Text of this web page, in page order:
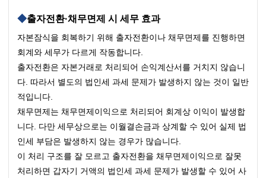
출자전환·채무면제 시 세무 효과
자본잠식을 회복하기 위해 출자전환이나 채무면제를 진행하면
회계와 세무가 다르게 작동합니다.
출자전환은 자본거래로 처리되어 손익계산서를 거치지 않습니
다. 따라서 별도의 법인세 과세 문제가 발생하지 않는 것이 일반
적입니다.
채무면제는 채무면제이익으로 처리되어 회계상 이익이 발생합
니다. 다만 세무상으로는 이월결손금과 상계할 수 있어 실제 법
인세 부담은 발생하지 않는 경우가 많습니다.
이 처리 구조를 잘 모르고 출자전환을 채무면제이익으로 잘못
처리하면 갑자기 거액의 법인세 과세 문제가 발생할 수 있어 사